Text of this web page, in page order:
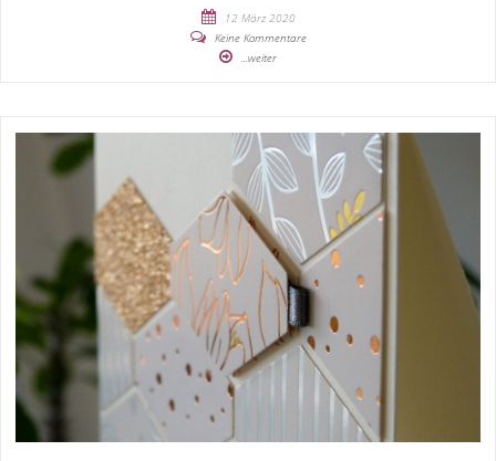
12 März 2020
Keine Kommentare
...weiter